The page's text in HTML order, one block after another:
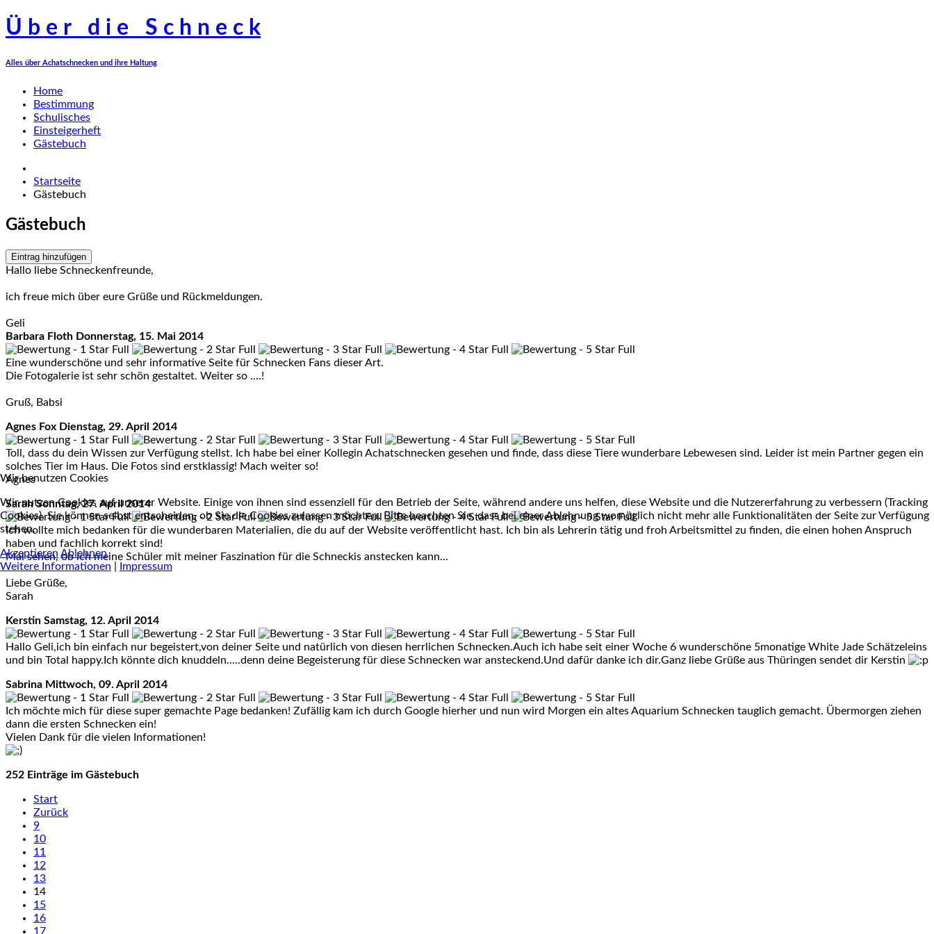
Ü b e r d i e S c h n e c k
Alles über Achatschnecken und ihre Haltung
Home
Bestimmung
Schulisches
Einsteigerheft
Gästebuch
Startseite
Gästebuch
Gästebuch
Eintrag hinzufügen
Hallo liebe Schneckenfreunde,
ich freue mich über eure Grüße und Rückmeldungen.
Geli
Barbara Floth Donnerstag, 15. Mai 2014
Eine wunderschöne und sehr informative Seite für Schnecken Fans dieser Art.
Die Fotogalerie ist sehr schön gestaltet. Weiter so ....!
Gruß, Babsi
Agnes Fox Dienstag, 29. April 2014
Toll, dass du dein Wissen zur Verfügung stellst. Ich habe bei einer Kollegin Achatschnecken gesehen und finde, dass diese Tiere wunderbare Lebewesen sind. Leider ist mein Partner gegen ein
solches Tier im Haus. Die Fotos sind erstklassig! Mach weiter so!
Agnes
SarahSonntag, 27. April 2014
Ich wollte mich bedanken für die wunderbaren Materialien, die du auf der Website veröffentlicht hast. Ich bin als Lehrerin tätig und froh Arbeitsmittel zu finden, die einen hohen Anspruch
haben und fachlich korrekt sind!
Mal sehen, ob ich meine Schüler mit meiner Faszination für die Schneckis anstecken kann...
Liebe Grüße,
Sarah
Kerstin Samstag, 12. April 2014
Hallo Geli,ich bin einfach nur begeistert,von deiner Seite und natürlich von diesen herrlichen Schnecken.Auch ich habe seit einer Woche 6 wunderschöne 5monatige White Jade Schätzeleins
und bin Total happy.Ich könnte dich knuddeln.....denn deine Begeisterung für diese Schnecken war ansteckend.Und dafür danke ich dir.Ganz liebe Grüße aus Thüringen sendet dir Kerstin
Sabrina Mittwoch, 09. April 2014
Ich möchte mich für diese super gemachte Page bedanken! Zufällig kam ich durch Google hierher und nun wird Morgen ein altes Aquarium Schnecken tauglich gemacht. Übermorgen ziehen
dann die ersten Schnecken ein!
Vielen Dank für die vielen Informationen!
252 Einträge im Gästebuch
Start
Zurück
9
10
11
12
13
14
15
16
17
Wir benutzen Cookies
Wir nutzen Cookies auf unserer Website. Einige von ihnen sind essenziell für den Betrieb der Seite, während andere uns helfen, diese Website und die Nutzererfahrung zu verbessern (Tracking
Cookies). Sie können selbst entscheiden, ob Sie die Cookies zulassen möchten. Bitte beachten Sie, dass bei einer Ablehnung womöglich nicht mehr alle Funktionalitäten der Seite zur Verfügung
stehen.
Akzeptieren Ablehnen
Weitere Informationen
Impressum